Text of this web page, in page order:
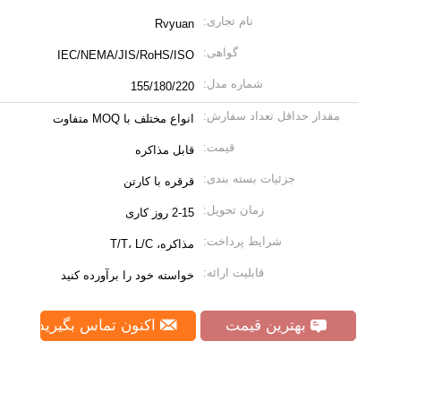
نام تجاری: Rvyuan
گواهی: IEC/NEMA/JIS/RoHS/ISO
شماره مدل: 155/180/220
مقدار حداقل تعداد سفارش: انواع مختلف با MOQ متفاوت
قیمت: قابل مذاکره
جزئیات بسته بندی: قرقره با کارتن
زمان تحویل: 2-15 روز کاری
شرایط پرداخت: مذاکره، T/T، L/C
قابلیت ارائه: خواسته خود را برآورده کنید
بهترین قیمت اکنون تماس بگیرید